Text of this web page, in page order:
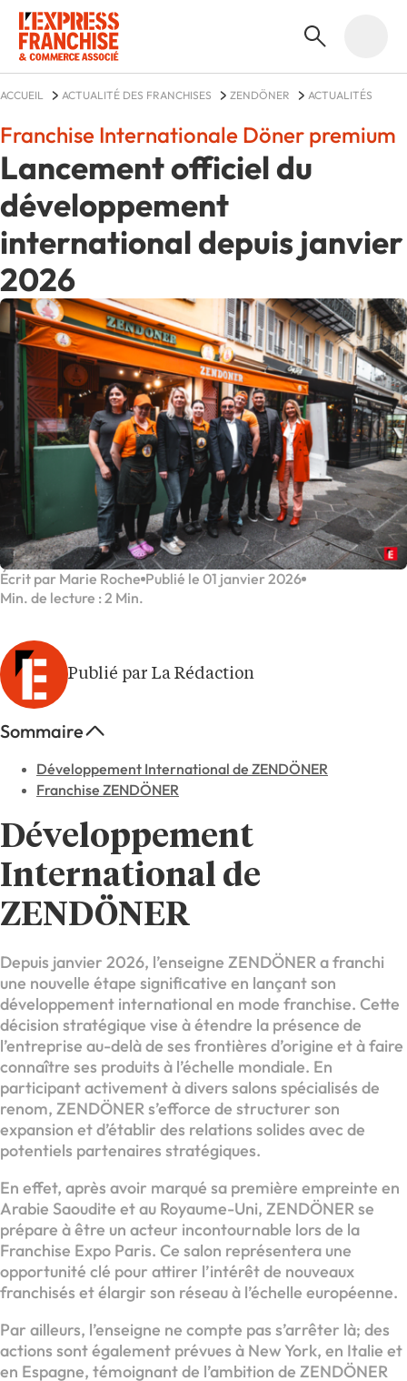
ACCUEIL ACTUALITÉ DES FRANCHISES ZENDÖNER ACTUALITÉS
Lancement officiel du
développement
international depuis janvier
2026
Franchise Internationale Döner premium
Écrit par Marie Roche Publié le 01 janvier 2026
Min. de lecture : 2 Min.
Publié par La Rédaction
Sommaire
Développement International de ZENDÖNER
Franchise ZENDÖNER
Développement
International de
ZENDÖNER
Depuis janvier 2026, l’enseigne ZENDÖNER a franchi
une nouvelle étape significative en lançant son
développement international en mode franchise. Cette
décision stratégique vise à étendre la présence de
l’entreprise au-delà de ses frontières d’origine et à faire
connaître ses produits à l’échelle mondiale. En
participant activement à divers salons spécialisés de
renom, ZENDÖNER s’efforce de structurer son
expansion et d’établir des relations solides avec de
potentiels partenaires stratégiques.
En effet, après avoir marqué sa première empreinte en
Arabie Saoudite et au Royaume-Uni, ZENDÖNER se
prépare à être un acteur incontournable lors de la
Franchise Expo Paris. Ce salon représentera une
opportunité clé pour attirer l’intérêt de nouveaux
franchisés et élargir son réseau à l’échelle européenne.
Par ailleurs, l’enseigne ne compte pas s’arrêter là; des
actions sont également prévues à New York, en Italie et
en Espagne, témoignant de l’ambition de ZENDÖNER